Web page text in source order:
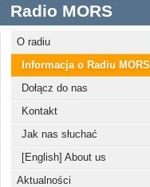
Radio MORS
O radiu
Informacja o Radiu MORS
Dołącz do nas
Kontakt
Jak nas słuchać
[English] About us
Aktualności